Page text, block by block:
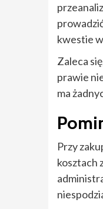
kwestie
Zaleca
prawie
ma
Przy
kosztach